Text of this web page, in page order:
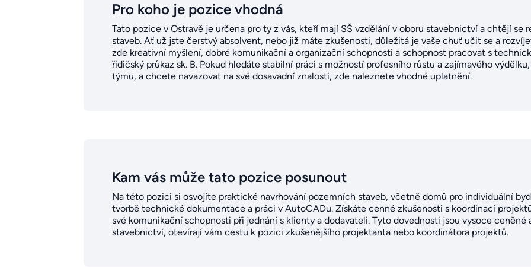
Pro koho je pozice vhodná
Tato pozice v Ostravě je určena pro ty z vás, kteří mají SŠ vzdělání v oboru stavebnictví a chtějí se
staveb. Ať už jste čerstvý absolvent, nebo již máte zkušenosti, důležitá je vaše chuť učit se a
zde kreativní myšlení, dobré komunikační a organizační schopnosti a schopnost pracovat s
řidičský průkaz sk. B. Pokud hledáte stabilní práci s možností profesního růstu a zajímavého
týmu, a chcete navazovat na své dosavadní znalosti, zde naleznete vhodné uplatnění.
Kam vás může tato pozice posunout
Na této pozici si osvojíte praktické navrhování pozemních staveb, včetně domů pro individuální
tvorbě technické dokumentace a práci v AutoCADu. Získáte cenné zkušenosti s koordinací
své komunikační schopnosti při jednání s klienty a dodavateli. Tyto dovednosti jsou vysoce
stavebnictví, otevírají vám cestu k pozici zkušenějšího projektanta nebo koordinátora projektů.